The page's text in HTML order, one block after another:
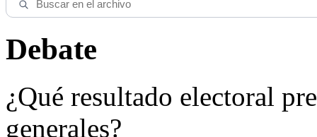
Debate
¿Qué resultado electoral
generales?